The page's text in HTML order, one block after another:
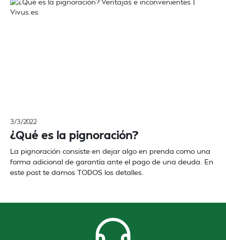
3/3/2022
¿Qué es la pignoración?
La pignoración consiste en dejar algo en prenda como una
forma adicional de garantía ante el pago de una deuda. En
este post te damos TODOS los detalles.